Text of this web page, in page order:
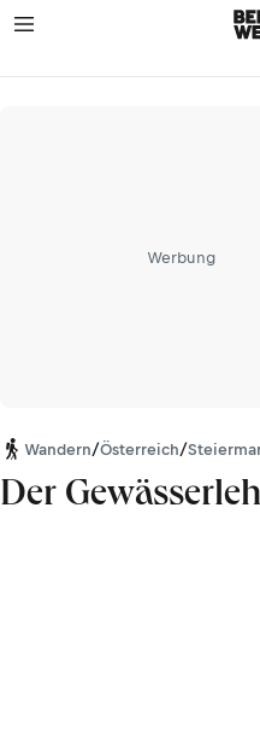
Werbung
Wandern/Österreich/
Der